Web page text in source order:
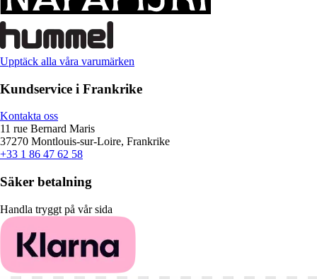
Upptäck alla våra varumärken
Kundservice i Frankrike
Kontakta oss
11 rue Bernard Maris
37270 Montlouis-sur-Loire, Frankrike
+33 1 86 47 62 58
Säker betalning
Handla tryggt på vår sida